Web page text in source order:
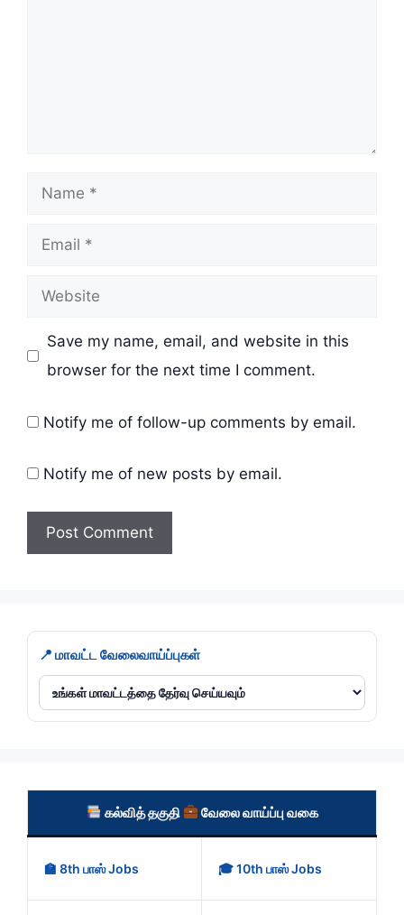
Name
Email
Website
Save my name, email, and website in this
browser for the next time I comment.
Notify me of follow-up comments by email.
Notify me of new posts by email.
📍 மாவட்ட வேலைவாய்ப்புகள்
கல்வித் தகுதி வேலை வாய்ப்பு வகை
🏫 8th பாஸ் Jobs 🎓 10th பாஸ் Jobs